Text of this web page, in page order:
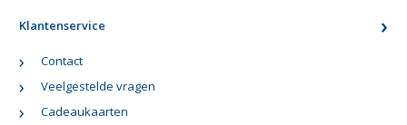
Klantenservice
Contact
Veelgestelde vragen
Cadeaukaarten